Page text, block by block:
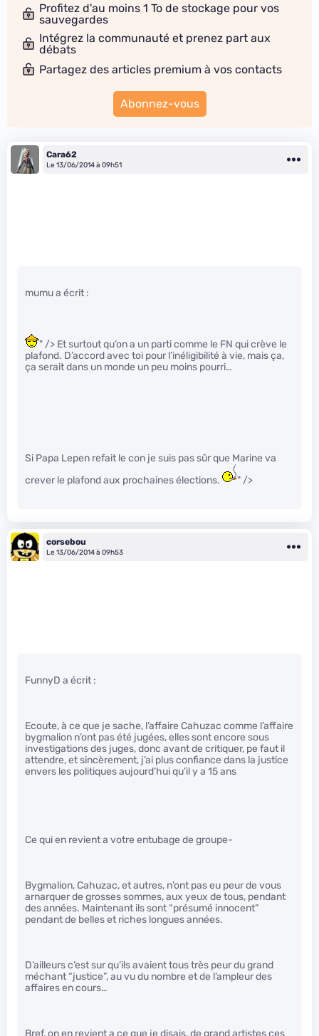
Profitez d'au moins 1 To de stockage pour vos
sauvegardes
Intégrez la communauté et prenez part aux
débats
Partagez des articles premium à vos contacts
Abonnez-vous
Cara62
Le 13/06/2014 à 09h51
mumu a écrit :
" /> Et surtout qu’on a un parti comme le FN qui crève le
plafond. D’accord avec toi pour l’inéligibilité à vie, mais ça,
ça serait dans un monde un peu moins pourri…
Si Papa Lepen refait le con je suis pas sûr que Marine va
crever le plafond aux prochaines élections.
" />
corsebou
Le 13/06/2014 à 09h53
FunnyD a écrit :
Ecoute, à ce que je sache, l’affaire Cahuzac comme l’affaire
bygmalion n’ont pas été jugées, elles sont encore sous
investigations des juges, donc avant de critiquer, pe faut il
attendre, et sincèrement, j’ai plus confiance dans la justice
envers les politiques aujourd’hui qu’il y a 15 ans
Ce qui en revient a votre entubage de groupe-
Bygmalion, Cahuzac, et autres, n’ont pas eu peur de vous
arnarquer de grosses sommes, aux yeux de tous, pendant
des années. Maintenant ils sont “présumé innocent”
pendant de belles et riches longues années.
D’ailleurs c’est sur qu’ils avaient tous très peur du grand
méchant “justice”, au vu du nombre et de l’ampleur des
affaires en cours…
Bref, on en revient a ce que je disais, de grand artistes ces